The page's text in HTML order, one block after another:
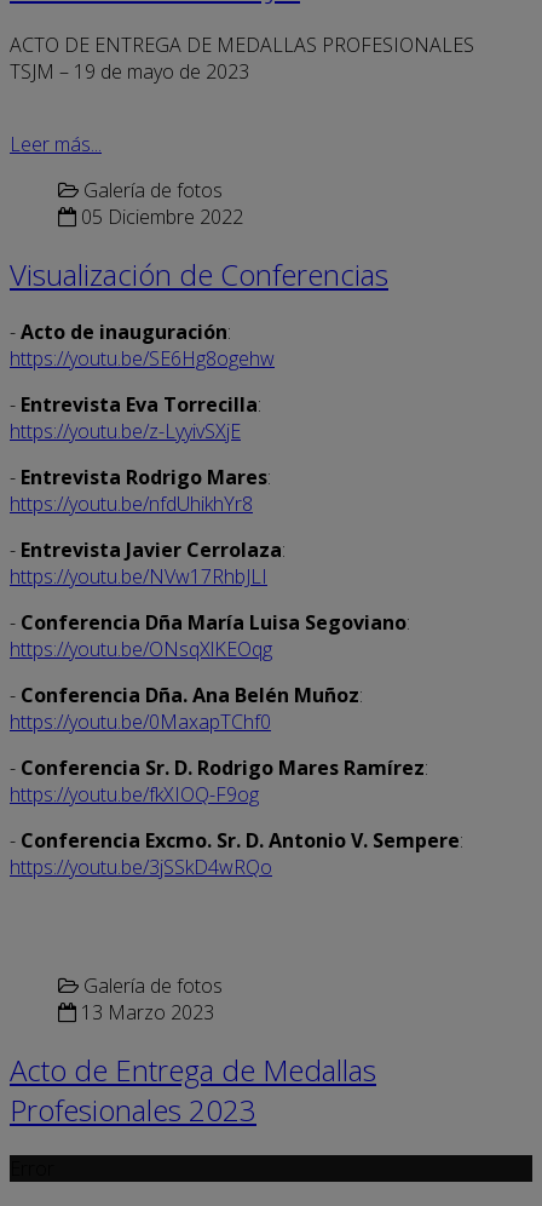
ACTO DE ENTREGA DE MEDALLAS PROFESIONALES
TSJM – 19 de mayo de 2023
Leer más...
Galería de fotos
05 Diciembre 2022
Visualización de Conferencias
-Acto de inauguración:
https://youtu.be/SE6Hg8ogehw
- Entrevista Eva Torrecilla:
https://youtu.be/z-LyyivSXjE
- Entrevista Rodrigo Mares:
https://youtu.be/nfdUhikhYr8
- Entrevista Javier Cerrolaza:
https://youtu.be/NVw17RhbJLI
- Conferencia Dña María Luisa Segoviano:
https://youtu.be/ONsqXlKEOqg
- Conferencia Dña. Ana Belén Muñoz:
https://youtu.be/0MaxapTChf0
- Conferencia Sr. D. Rodrigo Mares Ramírez:
https://youtu.be/fkXIOQ-F9og
- Conferencia Excmo. Sr. D. Antonio V. Sempere:
https://youtu.be/3jSSkD4wRQo
Galería de fotos
13 Marzo 2023
Acto de Entrega de Medallas
Profesionales 2023